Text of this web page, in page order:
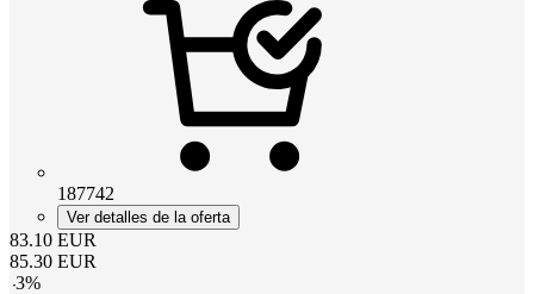
187742
Ver detalles de la oferta
83.10 EUR
85.30 EUR
-3%